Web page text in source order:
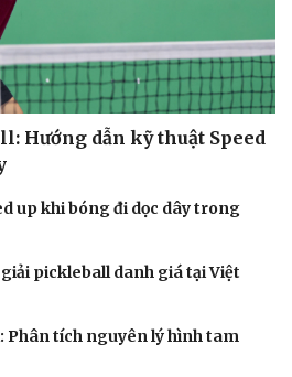
Hướng dẫn kỹ thuật Speed
up khi bóng đi dọc dây trong
pickleball danh giá tại Việt
Phân tích nguyên lý hình tam